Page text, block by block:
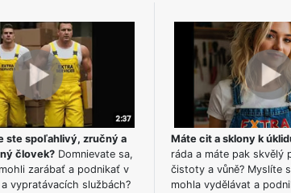
ste spoľahlivý, zručný a
človek?Domnievate sa,
zarábať a podnikať v
vypratávacích službách?
Máte cit a sklony k
ráda a máte pak skvělý
čistoty a vůně? Myslíte
mohla vydělávat a